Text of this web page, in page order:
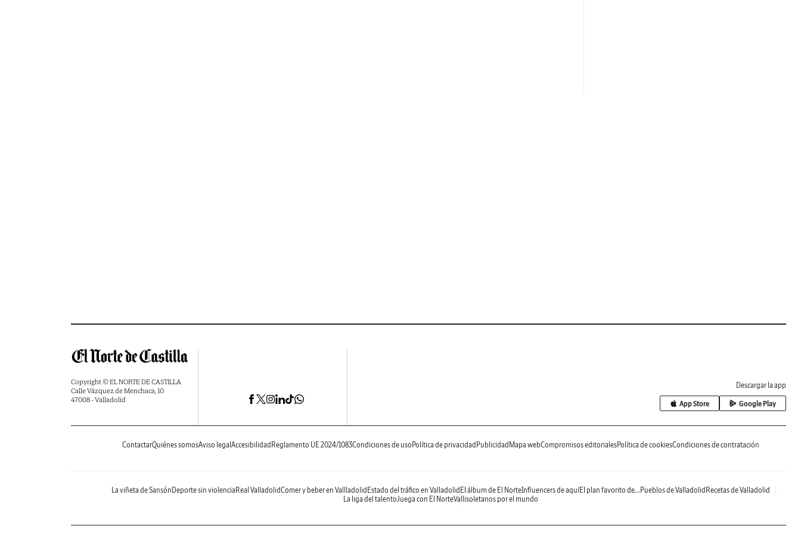
Copyright © EL NORTE DE CASTILLA
Calle Vázquez de Menchaca, 10
47008 - Valladolid
Descargar la app
App Store Google Play
ContactarQuiénes somosAviso legal Accesibilidad Reglamento UE 2024/1083Condiciones de uso Política de privacidad Publicidad Mapa webCompromisos editorialesPolítica de cookiesCondiciones de contratación
La viñeta de Sansón Deporte sin violencia Real ValladolidComer y beber en Vallladolid Estado del tráfico en Valladolid El álbum de El NorteInfluencers de aquíEl plan favorito de... Pueblos de Valladolid Recetas de Valladolid
La liga del talentoJuega con El NorteVallisoletanos por el mundo